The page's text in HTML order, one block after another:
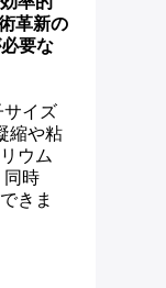
革新の
要な
サイズ
縮や粘
ウム
同時
きま